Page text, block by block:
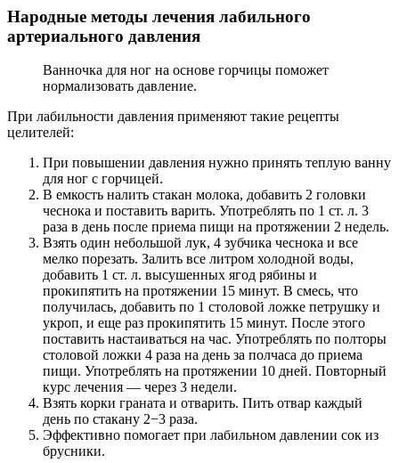
Народные методы лечения лабильного
артериального давления
Ванночка для ног на основе горчицы поможет
нормализовать давление.
При лабильности давления применяют такие рецепты
целителей:
При повышении давления нужно принять теплую ванну
для ног с горчицей.
В емкость налить стакан молока, добавить 2 головки
чеснока и поставить варить. Употреблять по 1 ст. л. 3
раза в день после приема пищи на протяжении 2 недель.
Взять один небольшой лук, 4 зубчика чеснока и все
мелко порезать. Залить все литром холодной воды,
добавить 1 ст. л. высушенных ягод рябины и
прокипятить на протяжении 15 минут. В смесь, что
получилась, добавить по 1 столовой ложке петрушку и
укроп, и еще раз прокипятить 15 минут. После этого
поставить настаиваться на час. Употреблять по полторы
столовой ложки 4 раза на день за полчаса до приема
пищи. Употреблять на протяжении 10 дней. Повторный
курс лечения — через 3 недели.
Взять корки граната и отварить. Пить отвар каждый
день по стакану 2−3 раза.
Эффективно помогает при лабильном давлении сок из
брусники.